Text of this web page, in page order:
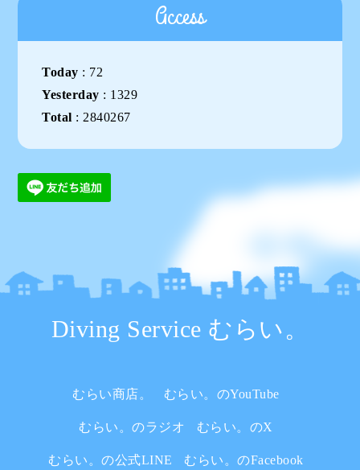
Access
Today : 72
Yesterday : 1329
Total : 2840267
Diving Service むらい。
むらい商店。 むらい。のYouTube
むらい。のラジオ むらい。のX
むらい。の公式LINE むらい。のFacebook